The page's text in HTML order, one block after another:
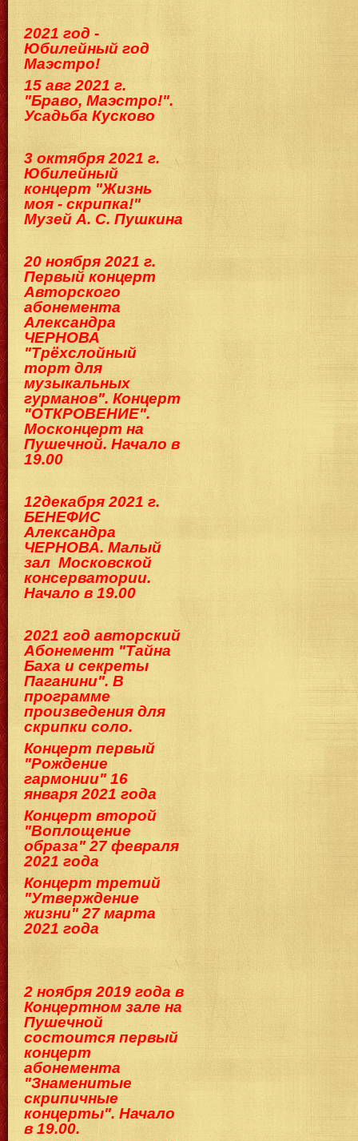
2021 год -
Юбилейный год
Маэстро!
15 авг 2021 г.
"Браво, Маэстро!".
Усадьба Кусково
3 октября 2021 г.
Юбилейный
концерт "Жизнь
моя - скрипка!"
Музей А. С. Пушкина
20 ноября 2021 г.
Первый концерт
Авторского
абонемента
Александра
ЧЕРНОВА
"Трёхслойный
торт для
музыкальных
гурманов". Концерт
"ОТКРОВЕНИЕ".
Москонцерт на
Пушечной. Начало в
19.00
12декабря 2021 г.
БЕНЕФИС
Александра
ЧЕРНОВА. Малый
зал Московской
консерватории.
Начало в 19.00
2021 год авторский
Абонемент "Тайна
Баха и секреты
Паганини". В
программе
произведения для
скрипки соло.
Концерт первый
"Рождение
гармонии" 16
января 2021 года
Концерт второй
"Воплощение
образа" 27 февраля
2021 года
Концерт третий
"Утверждение
жизни" 27 марта
2021 года
2 ноября 2019 года в
Концертном зале на
Пушечной
состоится первый
концерт
абонемента
"Знаменитые
скрипичные
концерты". Начало
в 19.00.